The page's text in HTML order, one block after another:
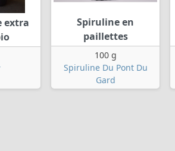
extra
Spiruline en
paillettes
100 g
Spiruline Du Pont Du
Gard